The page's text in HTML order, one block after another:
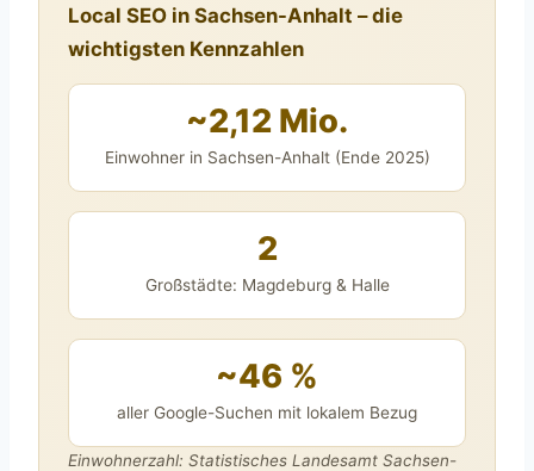
Local SEO in Sachsen-Anhalt – die
wichtigsten Kennzahlen
~2,12 Mio.
Einwohner in Sachsen-Anhalt (Ende 2025)
2
Großstädte: Magdeburg & Halle
~46 %
aller Google-Suchen mit lokalem Bezug
Einwohnerzahl: Statistisches Landesamt Sachsen-